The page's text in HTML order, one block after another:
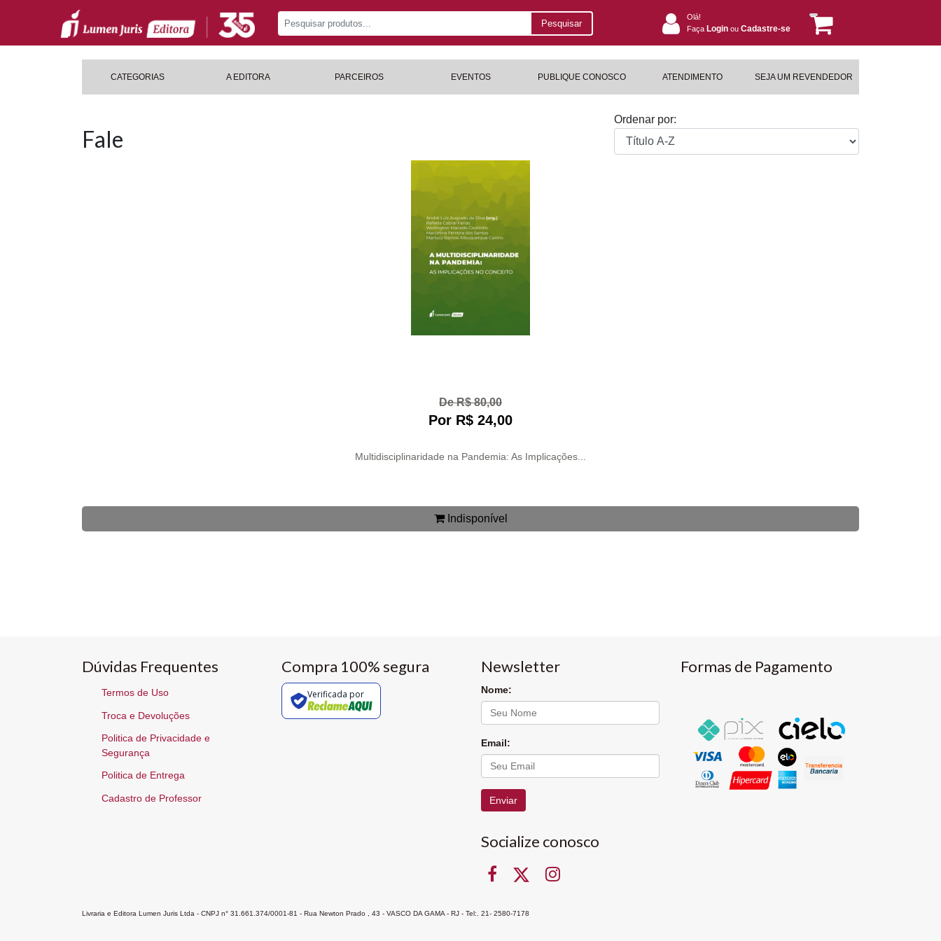
Pesquisar
Olá!
Faça Login ou Cadastre-se
CATEGORIAS A EDITORA PARCEIROS EVENTOS PUBLIQUE CONOSCO ATENDIMENTO SEJA UM REVENDEDOR
Fale
Ordenar por:
De R$ 80,00
Por R$ 24,00
Multidisciplinaridade na Pandemia: As Implicações...
Indisponível
Dúvidas Frequentes
Termos de Uso
Troca e Devoluções
Politica de Privacidade e
Segurança
Politica de Entrega
Cadastro de Professor
Compra 100% segura
Verificada por
Newsletter
Nome:
Email:
Enviar
Socialize conosco
Formas de Pagamento
Livraria e Editora Lumen Juris Ltda - CNPJ n° 31.661.374/0001-81 - Rua Newton Prado , 43 - VASCO DA GAMA - RJ - Tel:. 21- 2580-7178